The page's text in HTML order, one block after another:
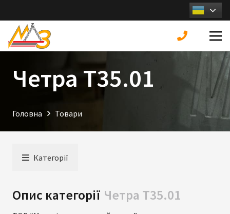
Четра Т35.01
Головна Товари
Категорії
Опис категорії Четра Т35.01